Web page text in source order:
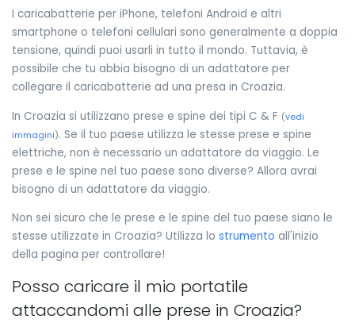
I caricabatterie per iPhone, telefoni Android e altri
smartphone o telefoni cellulari sono generalmente a doppia
tensione, quindi puoi usarli in tutto il mondo. Tuttavia, è
possibile che tu abbia bisogno di un adattatore per
collegare il caricabatterie ad una presa in Croazia.
In Croazia si utilizzano prese e spine dei tipi C & F (vedi
immagini). Se il tuo paese utilizza le stesse prese e spine
elettriche, non è necessario un adattatore da viaggio. Le
prese e le spine nel tuo paese sono diverse? Allora avrai
bisogno di un adattatore da viaggio.
Non sei sicuro che le prese e le spine del tuo paese siano le
stesse utilizzate in Croazia? Utilizza lo strumento all'inizio
della pagina per controllare!
Posso caricare il mio portatile
attaccandomi alle prese in Croazia?